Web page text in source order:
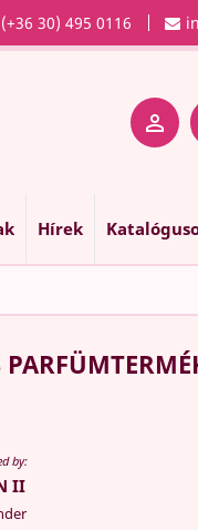
(+36 30) 495 0116

Hírek
by:
II